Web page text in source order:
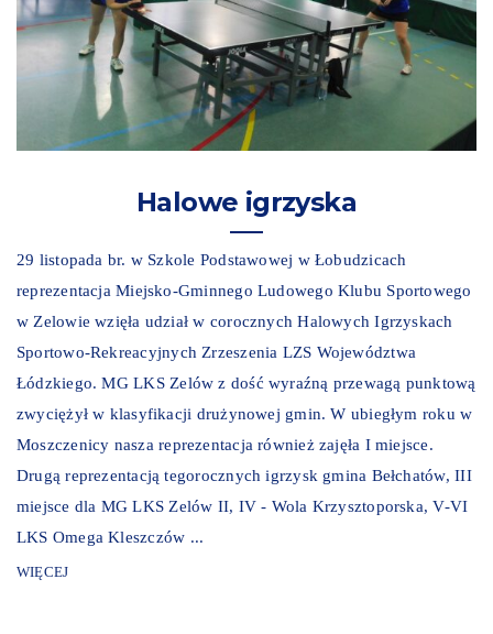
Halowe igrzyska
29 listopada br. w Szkole Podstawowej w Łobudzicach
reprezentacja Miejsko-Gminnego Ludowego Klubu Sportowego
w Zelowie wzięła udział w corocznych Halowych Igrzyskach
Sportowo-Rekreacyjnych Zrzeszenia LZS Województwa
Łódzkiego. MG LKS Zelów z dość wyraźną przewagą punktową
zwyciężył w klasyfikacji drużynowej gmin. W ubiegłym roku w
Moszczenicy nasza reprezentacja również zajęła I miejsce.
Drugą reprezentacją tegorocznych igrzysk gmina Bełchatów, III
miejsce dla MG LKS Zelów II, IV - Wola Krzysztoporska, V-VI
LKS Omega Kleszczów ...
WIĘCEJ